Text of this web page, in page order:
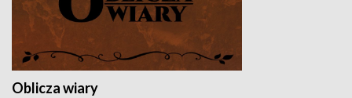
Oblicza wiary